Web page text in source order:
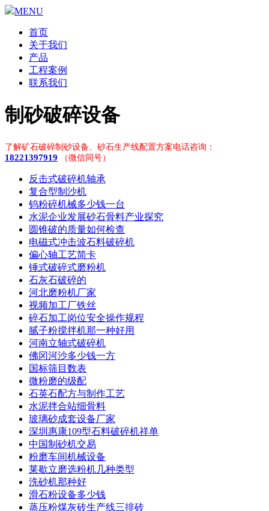
MENU
首页
关于我们
产品
工程案例
联系我们
制砂破碎设备
了解矿石破碎制砂设备、砂石生产线配置方案电话咨询：
18221397919 （微信同号）
反击式破碎机轴承
复合型制沙机
钨粉碎机械多少钱一台
水泥企业发展砂石骨料产业探究
圆锥破的质量如何检查
电磁式冲击波石料破碎机
偏心轴工艺简卡
锤式破碎式磨粉机
石灰石破碎的
河北磨粉机厂家
视频加工厂铁丝
碎石加工岗位安全操作规程
腻子粉搅拌机那一种好用
河南立轴式破碎机
佛冈河沙多少钱一方
国标筛目数表
微粉磨的级配
石英石配方与制作工艺
水泥拌合站细骨料
玻璃砂成套设备厂家
深圳惠康109型石料破碎机祥单
中国制砂机交易
粉磨车间机械设备
莱歇立磨选粉机几种类型
洗砂机那种好
滑石粉设备多少钱
蒸压粉煤灰砖生产线三排砖